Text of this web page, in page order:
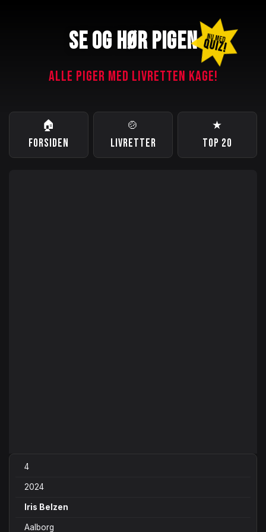
SE OG HØR PIGEN NU MED
QUIZ!
ALLE PIGER MED LIVRETTEN KAGE!
🏠
FORSIDEN
🍲
LIVRETTER
★
TOP 20
4
2024
Iris Belzen
Aalborg